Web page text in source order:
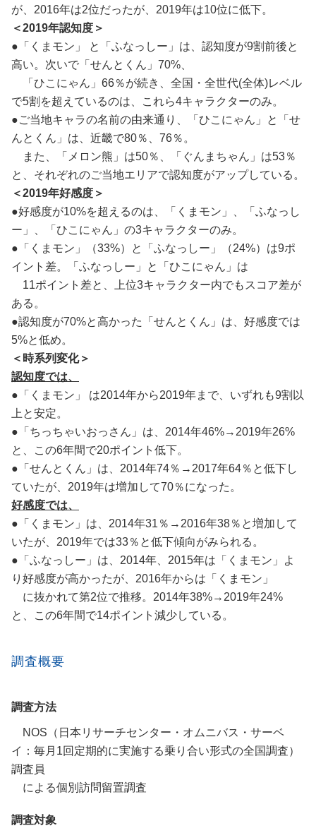
が、2016年は2位だったが、2019年は10位に低下。
＜2019年認知度＞
●「くまモン」 と「ふなっしー」は、認知度が9割前後と
高い。次いで「せんとくん」70%、
「ひこにゃん」66％が続き、全国・全世代(全体)レベル
で5割を超えているのは、これら4キャラクターのみ。
●ご当地キャラの名前の由来通り、「ひこにゃん」と「せ
んとくん」は、近畿で80％、76％。
また、「メロン熊」は50％、「ぐんまちゃん」は53％
と、それぞれのご当地エリアで認知度がアップしている。
＜2019年好感度＞
●好感度が10%を超えるのは、「くまモン」、「ふなっし
ー」、「ひこにゃん」の3キャラクターのみ。
●「くまモン」（33%）と「ふなっしー」（24%）は9ポ
イント差。「ふなっしー」と「ひこにゃん」は
11ポイント差と、上位3キャラクター内でもスコア差が
ある。
●認知度が70%と高かった「せんとくん」は、好感度では
5%と低め。
＜ 時系列変化＞
認知度では、
●「くまモン」 は2014年から2019年まで、いずれも9割以
上と安定。
●「ちっちゃいおっさん」は、2014年46%→2019年26%
と、この6年間で20ポイント低下。
●「せんとくん」は、2014年74％→2017年64％と低下し
ていたが、2019年は増加して70％になった。
好感度では、
●「くまモン」は、2014年31％→2016年38％と増加して
いたが、2019年では33％と低下傾向がみられる。
●「ふなっしー」は、2014年、2015年は「くまモン」よ
り好感度が高かったが、2016年からは「くまモン」
に抜かれて第2位で推移。2014年38%→2019年24%
と、この6年間で14ポイント減少している。
調査概要
調査方法
NOS（日本リサーチセンター・オムニバス・サーベ
イ：毎月1回定期的に実施する乗り合い形式の全国調査）
調査員
による個別訪問留置調査
調査対象